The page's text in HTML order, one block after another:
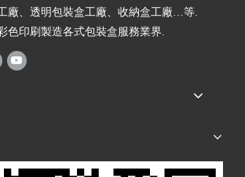
廠、透明包裝盒工廠、收納盒工廠…等.
色印刷製造各式包裝盒服務業界.